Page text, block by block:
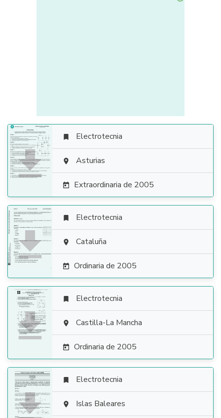

 Electrotecnia
 Asturias
 Extraordinaria de 2005

 Electrotecnia
 Cataluña
 Ordinaria de 2005

 Electrotecnia
 Castilla-La Mancha
 Ordinaria de 2005

 Electrotecnia
 Islas Baleares